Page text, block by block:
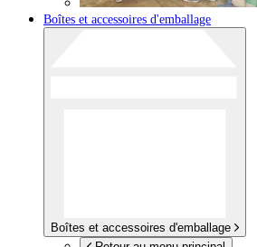
Boîtes et accessoires d'emballage
Boîtes et accessoires d'emballage